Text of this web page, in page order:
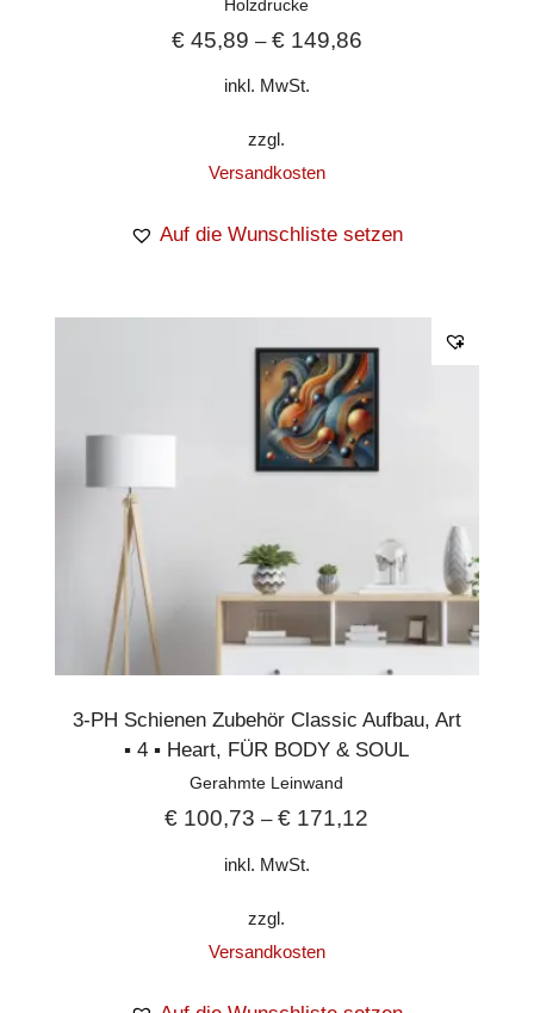
Holzdrucke
€45,89 – €149,86
inkl. MwSt.
zzgl.
Versandkosten
Auf die Wunschliste setzen
3-PH Schienen Zubehör Classic Aufbau, Art
▪︎ 4 ▪︎ Heart, FÜR BODY & SOUL
Gerahmte Leinwand
€ 100,73 –€ 171,12
inkl. MwSt.
zzgl.
Versandkosten